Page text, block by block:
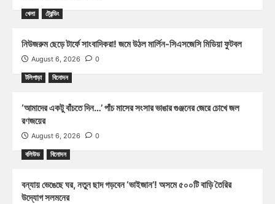
খেলা ট্রেন্ডিং
নিউজরুম ছেড়ে টার্ফে সাংবাদিকরা! জমে উঠল মার্লিন-সিএসজেসি মিডিয়া ফুটবল
August 6, 2026 0
টলিপাড়া বিনোদন
‘আমাদের একটু বাঁচতে দিন…’ পাঁচ মাসের সংসার ভাঙার গুঞ্জনের জেরে চোখে জল
রণজয়ের
August 6, 2026 0
বলিউড বিনোদন
বন্যায় ভেঙেছে ঘর, নতুন ছাদ গড়বেন ‘ভাইজান’! অসমে ৫০০টি বাড়ি তৈরির
উদ্যোগ সলমনের